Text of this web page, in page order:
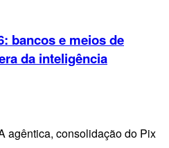
bancos e meios de
da inteligência
agêntica, consolidação do Pix